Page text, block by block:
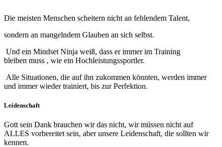
Die meisten Menschen scheitern nicht an fehlendem Talent,
sondern an mangelndem Glauben an sich selbst.
Und ein Mindset Ninja weiß, dass er immer im Training
bleiben muss , wie ein Hochleistungssportler.
Alle Situationen, die auf ihn zukommen könnten, werden immer
und immer wieder trainiert, bis zur Perfektion.
Leidenschaft
Gott sein Dank brauchen wir das nicht, wir müssen nicht auf
ALLES vorbereitet sein, aber unsere Leidenschaft, die sollten wir
kennen.